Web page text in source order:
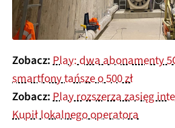
Zobacz:Play: dwa abonamenty
smartfony tańsze o 500 zł
Zobacz:Play rozszerza zasięg
Kupił lokalnego operatora